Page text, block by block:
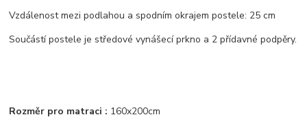
Vzdálenost mezi podlahou a spodním okrajem postele: 25 cm
Součástí postele je středové vynášecí prkno a 2 přídavné podpěry.
Rozměr pro matraci : 160x200cm